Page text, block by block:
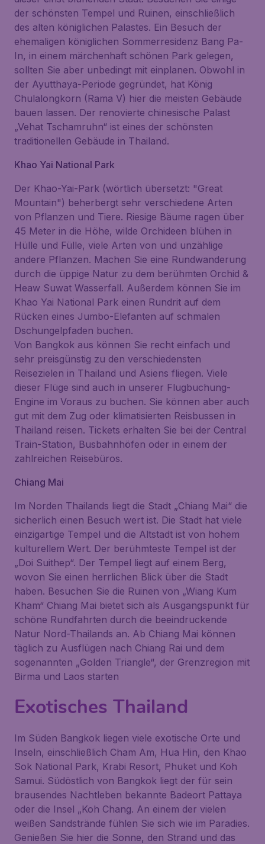
der schönsten Tempel und Ruinen, einschließlich
des alten königlichen Palastes. Ein Besuch der
ehemaligen königlichen Sommerresidenz Bang Pa-
In, in einem märchenhaft schönen Park gelegen,
sollten Sie aber unbedingt mit einplanen. Obwohl in
der Ayutthaya-Periode gegründet, hat König
Chulalongkorn (Rama V) hier die meisten Gebäude
bauen lassen. Der renovierte chinesische Palast
„Vehat Tschamruhn“ ist eines der schönsten
traditionellen Gebäude in Thailand.
Khao Yai National Park
Der Khao-Yai-Park (wörtlich übersetzt: "Great
Mountain") beherbergt sehr verschiedene Arten
von Pflanzen und Tiere. Riesige Bäume ragen über
45 Meter in die Höhe, wilde Orchideen blühen in
Hülle und Fülle, viele Arten von und unzählige
andere Pflanzen. Machen Sie eine Rundwanderung
durch die üppige Natur zu dem berühmten Orchid &
Heaw Suwat Wasserfall. Außerdem können Sie im
Khao Yai National Park einen Rundrit auf dem
Rücken eines Jumbo-Elefanten auf schmalen
Dschungelpfaden buchen.
Von Bangkok aus können Sie recht einfach und
sehr preisgünstig zu den verschiedensten
Reisezielen in Thailand und Asiens fliegen. Viele
dieser Flüge sind auch in unserer Flugbuchung-
Engine im Voraus zu buchen. Sie können aber auch
gut mit dem Zug oder klimatisierten Reisbussen in
Thailand reisen. Tickets erhalten Sie bei der Central
Train-Station, Busbahnhöfen oder in einem der
zahlreichen Reisebüros.
Chiang Mai
Im Norden Thailands liegt die Stadt „Chiang Mai“ die
sicherlich einen Besuch wert ist. Die Stadt hat viele
einzigartige Tempel und die Altstadt ist von hohem
kulturellem Wert. Der berühmteste Tempel ist der
„Doi Suithep“. Der Tempel liegt auf einem Berg,
wovon Sie einen herrlichen Blick über die Stadt
haben. Besuchen Sie die Ruinen von „Wiang Kum
Kham“ Chiang Mai bietet sich als Ausgangspunkt für
schöne Rundfahrten durch die beeindruckende
Natur Nord-Thailands an. Ab Chiang Mai können
täglich zu Ausflügen nach Chiang Rai und dem
sogenannten „Golden Triangle“, der Grenzregion mit
Birma und Laos starten
Exotisches Thailand
Im Süden Bangkok liegen viele exotische Orte und
Inseln, einschließlich Cham Am, Hua Hin, den Khao
Sok National Park, Krabi Resort, Phuket und Koh
Samui. Südöstlich von Bangkok liegt der für sein
brausendes Nachtleben bekannte Badeort Pattaya
oder die Insel „Koh Chang. An einem der vielen
weißen Sandstrände fühlen Sie sich wie im Paradies.
Genießen Sie hier die Sonne, den Strand und das